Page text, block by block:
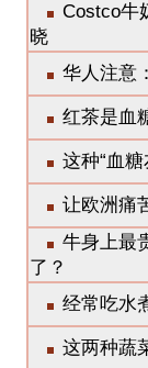
Costco牛
晓
华人注意
红茶是血
这种“血
让欧洲痛
牛身上最
了？
经常吃水
这两种蔬